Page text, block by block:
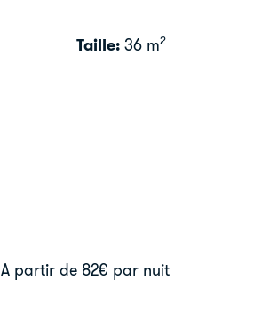
Taille:36 m2
A partir de 82€ par nuit